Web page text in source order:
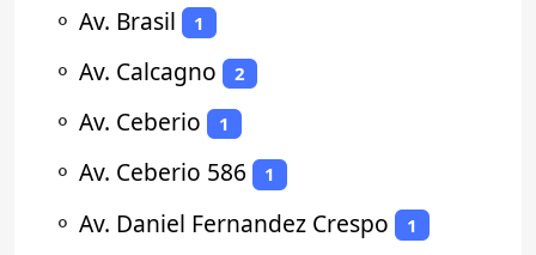
⚬ Av. Brasil 1
⚬ Av. Calcagno 2
⚬ Av. Ceberio 1
⚬ Av. Ceberio 586 1
⚬ Av. Daniel Fernandez Crespo 1